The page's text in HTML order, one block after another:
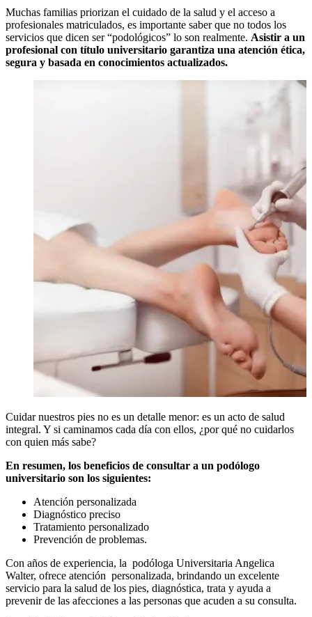
Muchas familias priorizan el cuidado de la salud y el acceso a
profesionales matriculados, es importante saber que no todos los
servicios que dicen ser “podológicos” lo son realmente. Asistir a un
profesional con título universitario garantiza una atención ética,
segura y basada en conocimientos actualizados.
Cuidar nuestros pies no es un detalle menor: es un acto de salud
integral. Y si caminamos cada día con ellos, ¿por qué no cuidarlos
con quien más sabe?
En resumen, los beneficios de consultar a un podólogo
universitario son los siguientes:
Atención personalizada
Diagnóstico preciso
Tratamiento personalizado
Prevención de problemas.
Con años de experiencia, la podóloga Universitaria Angelica
Walter, ofrece atención personalizada, brindando un excelente
servicio para la salud de los pies, diagnóstica, trata y ayuda a
prevenir de las afecciones a las personas que acuden a su consulta.